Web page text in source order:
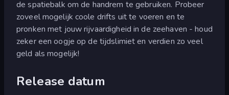
de spatiebalk om de handrem te gebruiken. Probeer
zoveel mogelijk coole drifts uit te voeren en te
pronken met jouw rijvaardigheid in de zeehaven - houd
zeker een oogje op de tijdslimiet en verdien zo veel
geld als mogelijk!
Release datum